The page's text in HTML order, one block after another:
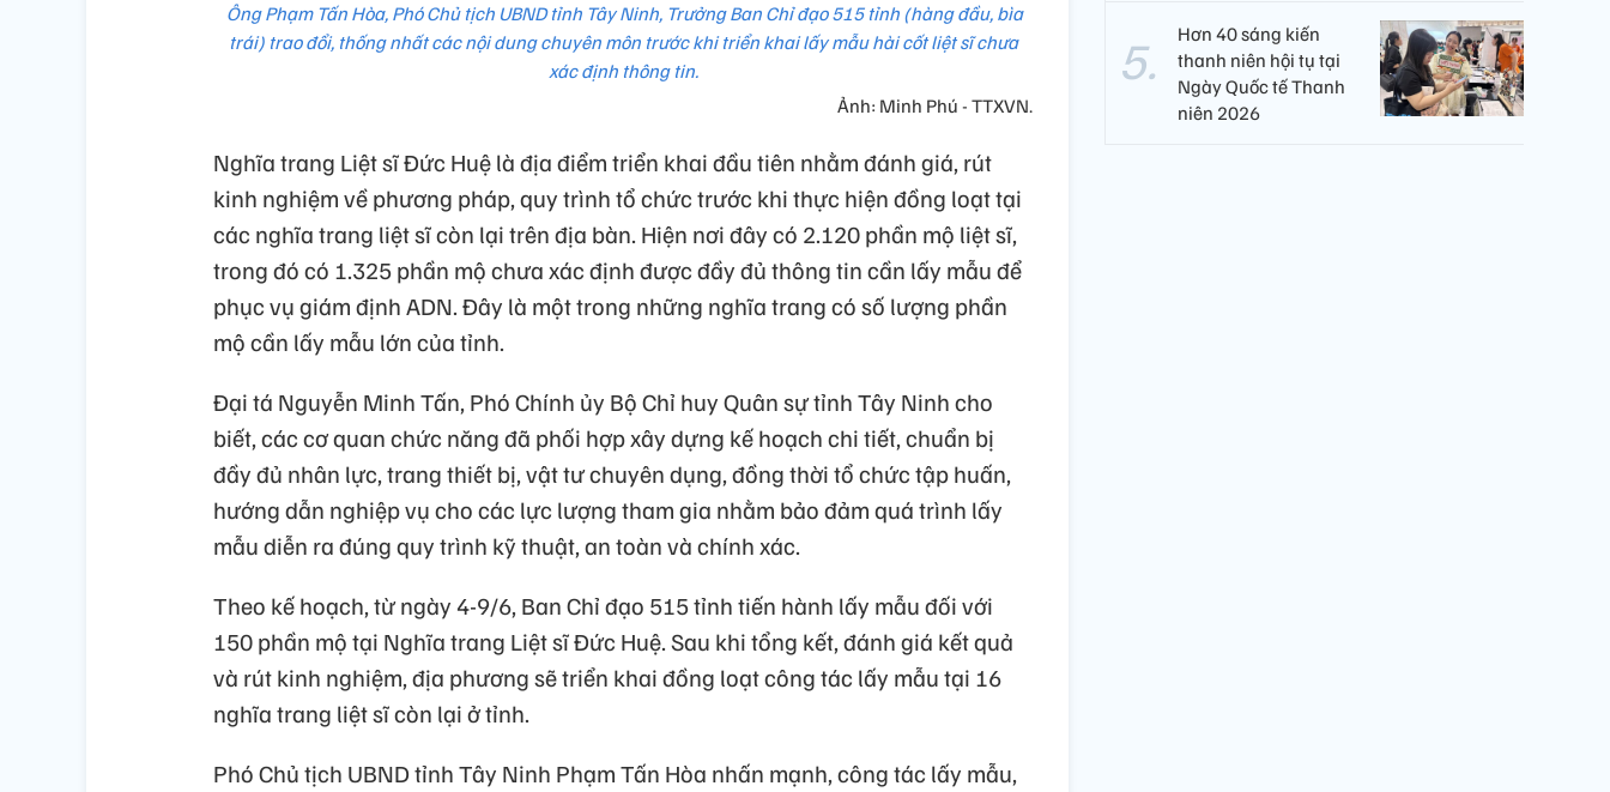
Ông Phạm Tấn Hòa, Phó Chủ tịch UBND tỉnh Tây Ninh, Trưởng Ban Chỉ đạo 515 tỉnh (hàng đầu, bìa
trái) trao đổi, thống nhất các nội dung chuyên môn trước khi triển khai lấy mẫu hài cốt liệt sĩ chưa
xác định thông tin.
Ảnh: Minh Phú - TTXVN.
Nghĩa trang Liệt sĩ Đức Huệ là địa điểm triển khai đầu tiên nhằm đánh giá, rút
kinh nghiệm về phương pháp, quy trình tổ chức trước khi thực hiện đồng loạt tại
các nghĩa trang liệt sĩ còn lại trên địa bàn. Hiện nơi đây có 2.120 phần mộ liệt sĩ,
trong đó có 1.325 phần mộ chưa xác định được đầy đủ thông tin cần lấy mẫu để
phục vụ giám định ADN. Đây là một trong những nghĩa trang có số lượng phần
mộ cần lấy mẫu lớn của tỉnh.
Đại tá Nguyễn Minh Tấn, Phó Chính ủy Bộ Chỉ huy Quân sự tỉnh Tây Ninh cho
biết, các cơ quan chức năng đã phối hợp xây dựng kế hoạch chi tiết, chuẩn bị
đầy đủ nhân lực, trang thiết bị, vật tư chuyên dụng, đồng thời tổ chức tập huấn,
hướng dẫn nghiệp vụ cho các lực lượng tham gia nhằm bảo đảm quá trình lấy
mẫu diễn ra đúng quy trình kỹ thuật, an toàn và chính xác.
Theo kế hoạch, từ ngày 4-9/6, Ban Chỉ đạo 515 tỉnh tiến hành lấy mẫu đối với
150 phần mộ tại Nghĩa trang Liệt sĩ Đức Huệ. Sau khi tổng kết, đánh giá kết quả
và rút kinh nghiệm, địa phương sẽ triển khai đồng loạt công tác lấy mẫu tại 16
nghĩa trang liệt sĩ còn lại ở tỉnh.
Phó Chủ tịch UBND tỉnh Tây Ninh Phạm Tấn Hòa nhấn mạnh, công tác lấy mẫu,
Hơn 40 sáng kiến
thanh niên hội tụ tại
Ngày Quốc tế Thanh
niên 2026